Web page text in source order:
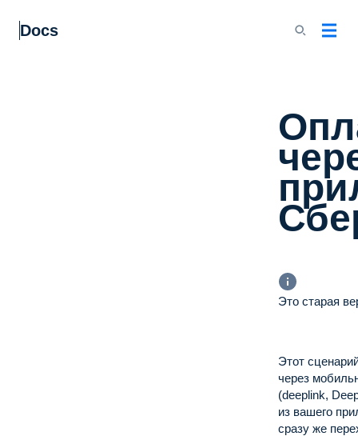
Docs
Это старая
Этот
через
(deeplink,
из вашего
сразу же